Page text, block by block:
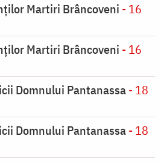
Martiri Brâncoveni - 16
Martiri Brâncoveni - 16
Domnului Pantanassa- 18
Domnului Pantanassa- 18